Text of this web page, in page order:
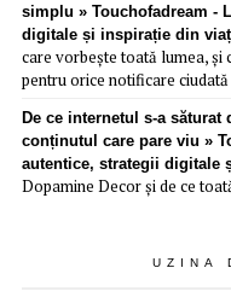
simplu » Touchofadream -
digitale și inspirație din
care vorbește toată lumea, și
pentru orice notificare ciudată
De ce internetul s-a
conținutul care pare viu »
autentice, strategii digitale
Dopamine Decor și de ce
UZINA